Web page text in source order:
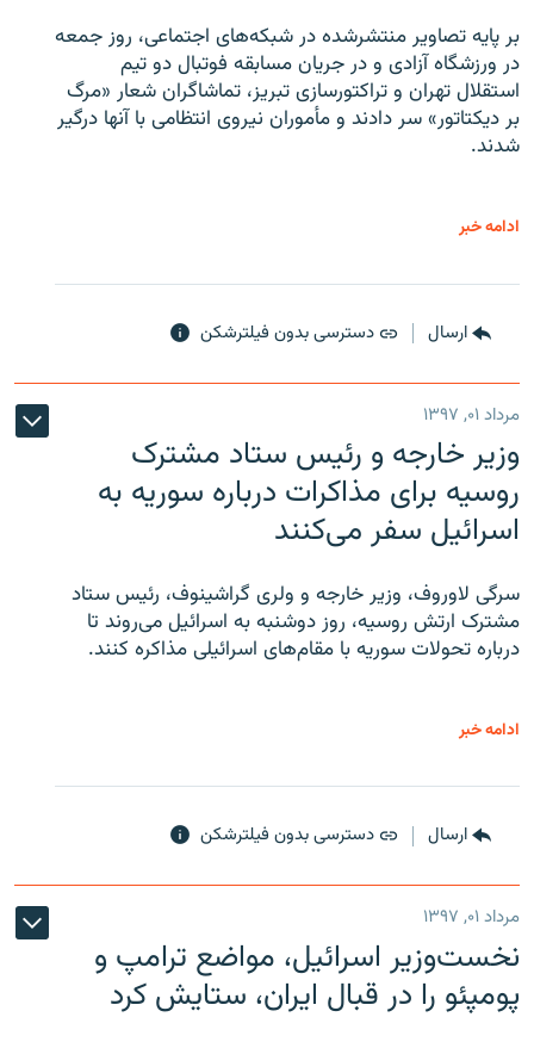
بر پایه تصاویر منتشرشده در شبکه‌های اجتماعی، روز جمعه
در ورزشگاه آزادی و در جریان مسابقه فوتبال دو تیم
استقلال تهران و تراکتورسازی تبریز، تماشاگران شعار «مرگ
بر دیکتاتور» سر دادند و مأموران نیروی انتظامی با آنها درگیر
شدند.
ادامه خبر
ارسال دسترسی بدون فیلترشکن
مرداد ۰۱, ۱۳۹۷
وزیر خارجه و رئیس‌ ستاد مشترک
روسیه برای مذاکرات درباره سوریه به
اسرائیل سفر می‌کنند
سرگی لاوروف، وزیر خارجه و ولری گراشینوف، رئیس ستاد
مشترک ارتش روسیه، روز دوشنبه به اسرائیل می‌روند تا
درباره تحولات سوریه با مقام‌های اسرائیلی مذاکره کنند.
ادامه خبر
ارسال دسترسی بدون فیلترشکن
مرداد ۰۱, ۱۳۹۷
نخست‌وزیر اسرائیل، مواضع ترامپ و
پومپئو را در قبال ایران، ستایش کرد